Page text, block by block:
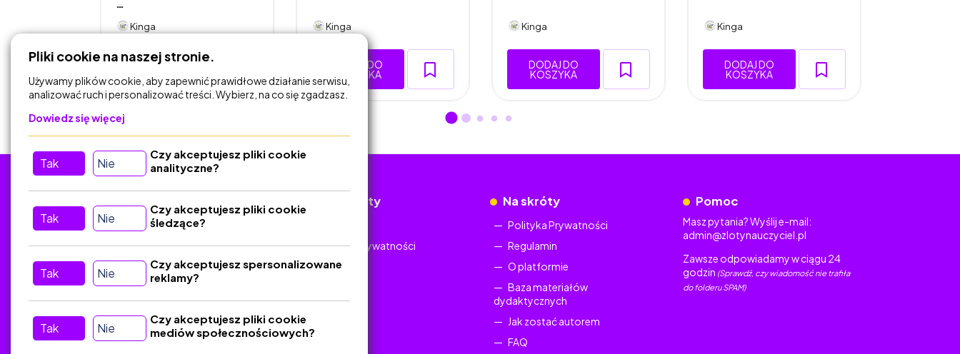
Kinga
DODAJ DO
KOSZYKA
Kinga
DODAJ DO
KOSZYKA
Kinga
DODAJ DO
KOSZYKA
Kinga
DODAJ DO
KOSZYKA
Kontakt
Dokumenty
Polityka Prywatności
Na skróty
Polityka Prywatności
Regulamin
O platformie
Baza materiałów
dydaktycznych
Jak zostać autorem
FAQ
Pomoc
Masz pytania? Wyślij e-mail:
admin@zlotynauczyciel.pl
Zawsze odpowiadamy w ciągu 24
godzin (Sprawdź, czy wiadomość nie trafiła
do folderu SPAM)
Pliki cookie na naszej stronie.
Używamy plików cookie, aby zapewnić prawidłowe działanie serwisu,
analizować ruch i personalizować treści. Wybierz, na co się zgadzasz.
Dowiedz się więcej
Tak Nie
Czy akceptujesz pliki cookie
analityczne?
Tak Nie
Czy akceptujesz pliki cookie
śledzące?
Tak Nie
Czy akceptujesz spersonalizowane
reklamy?
Tak Nie
Czy akceptujesz pliki cookie
mediów społecznościowych?